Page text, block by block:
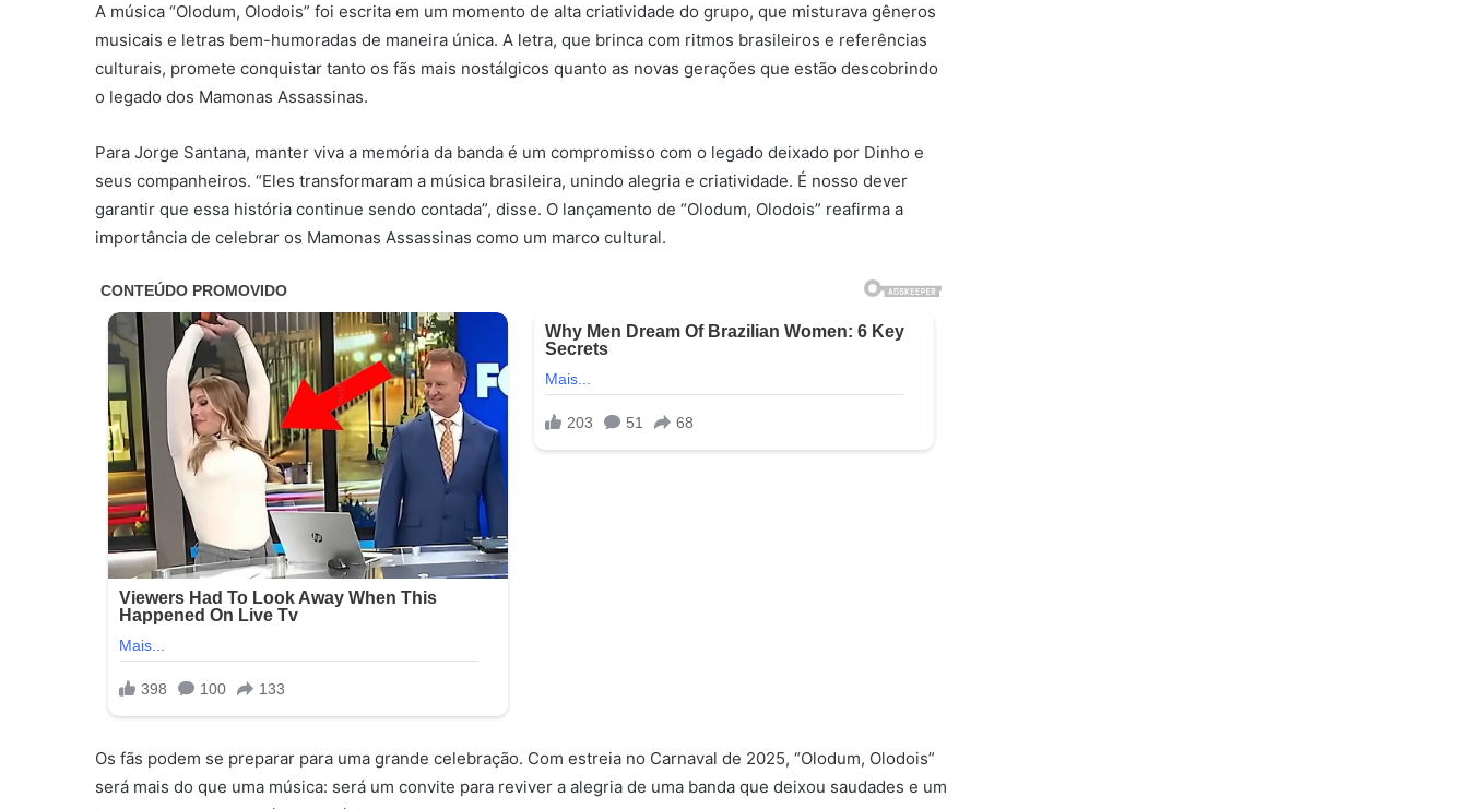
A música “Olodum, Olodois” foi escrita em um momento de alta criatividade do grupo, que misturava gêneros
musicais e letras bem-humoradas de maneira única. A letra, que brinca com ritmos brasileiros e referências
culturais, promete conquistar tanto os fãs mais nostálgicos quanto as novas gerações que estão descobrindo
o legado dos Mamonas Assassinas.
Para Jorge Santana, manter viva a memória da banda é um compromisso com o legado deixado por Dinho e
seus companheiros. “Eles transformaram a música brasileira, unindo alegria e criatividade. É nosso dever
garantir que essa história continue sendo contada”, disse. O lançamento de “Olodum, Olodois” reafirma a
importância de celebrar os Mamonas Assassinas como um marco cultural.
Os fãs podem se preparar para uma grande celebração. Com estreia no Carnaval de 2025, “Olodum, Olodois”
será mais do que uma música: será um convite para reviver a alegria de uma banda que deixou saudades e um